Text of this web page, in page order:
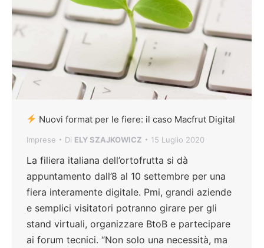
Nuovi format per le fiere: il caso Macfrut Digital
Imprese Di ELY SZAJKOWICZ 15 Luglio 2020
La filiera italiana dell’ortofrutta si dà
appuntamento dall’8 al 10 settembre per una
fiera interamente digitale. Pmi, grandi aziende
e semplici visitatori potranno girare per gli
stand virtuali, organizzare BtoB e partecipare
ai forum tecnici. “Non solo una necessità, ma